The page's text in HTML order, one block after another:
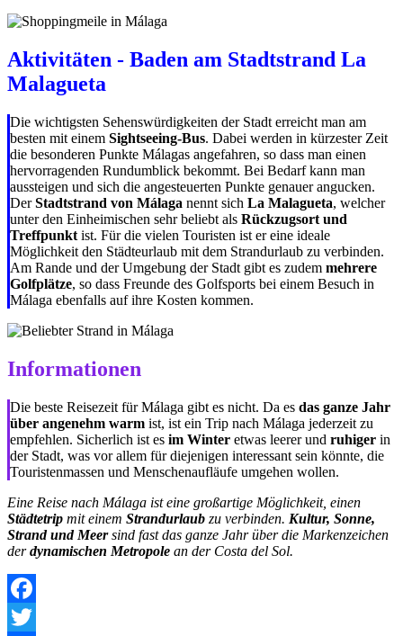
Aktivitäten - Baden am Stadtstrand La
Malagueta
Die wichtigsten Sehenswürdigkeiten der Stadt erreicht man am
besten mit einem Sightseeing-Bus. Dabei werden in kürzester Zeit
die besonderen Punkte Málagas angefahren, so dass man einen
hervorragenden Rundumblick bekommt. Bei Bedarf kann man
aussteigen und sich die angesteuerten Punkte genauer angucken.
DerStadtstrand von Málaga nennt sich La Malagueta, welcher
unter den Einheimischen sehr beliebt als Rückzugsort und
Treffpunkt ist. Für die vielen Touristen ist er eine ideale
Möglichkeit den Städteurlaub mit dem Strandurlaub zu verbinden.
Am Rande und der Umgebung der Stadt gibt es zudem mehrere
Golfplätze, so dass Freunde des Golfsports bei einem Besuch in
Málaga ebenfalls auf ihre Kosten kommen.
Informationen
Die beste Reisezeit für Málaga gibt es nicht. Da es das ganze Jahr
über angenehm warm ist, ist ein Trip nach Málaga jederzeit zu
empfehlen. Sicherlich ist es im Winter etwas leerer und ruhiger in
der Stadt, was vor allem für diejenigen interessant sein könnte, die
Touristenmassen und Menschenaufläufe umgehen wollen.
Eine Reise nach Málaga ist eine großartige Möglichkeit, einen
Städtetrip mit einem Strandurlaub zu verbinden. Kultur, Sonne,
Strand und Meersind fast das ganze Jahr über die Markenzeichen
derdynamischen Metropole an der Costa del Sol.
Facebook